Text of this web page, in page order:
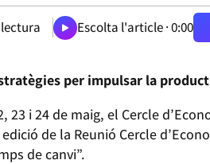
Escolta l'article ·0:00
per impulsar la
23 i 24 de maig, el Cercle
de la Reunió Cercle
de canvi”.